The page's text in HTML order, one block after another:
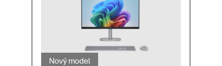
Nový model